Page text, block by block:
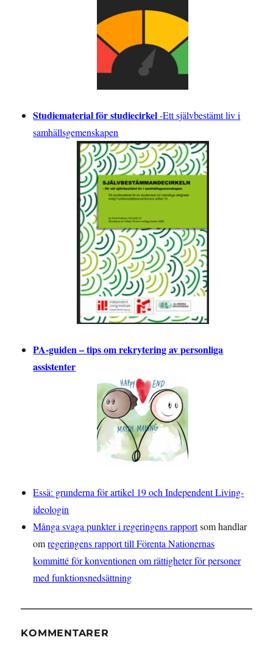
Studiematerial för studiecirkel-Ett självbestämt liv i
samhällsgemenskapen
PA-guiden – tips om rekrytering av personliga
assistenter
Essä: grunderna för artikel 19 och Independent Living-
ideologin
Många svaga punkter i regeringens rapportsom handlar
omregeringens rapport till Förenta Nationernas
kommitté för konventionen om rättigheter för personer
med funktionsnedsättning
KOMMENTARER